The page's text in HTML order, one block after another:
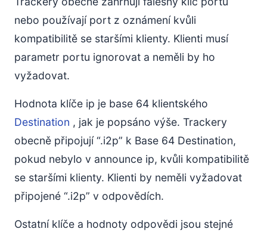
nebo používají port z oznámení kvůli
kompatibilitě se staršími klienty. Klienti musí
parametr portu ignorovat a neměli by ho
vyžadovat.
Hodnota klíče ip je base 64 klientského
Destination , jak je popsáno výše. Trackery
obecně připojují “.i2p” k Base 64 Destination,
pokud nebylo v announce ip, kvůli kompatibilitě
se staršími klienty. Klienti by neměli vyžadovat
připojené “.i2p” v odpovědích.
Ostatní klíče a hodnoty odpovědi jsou stejné